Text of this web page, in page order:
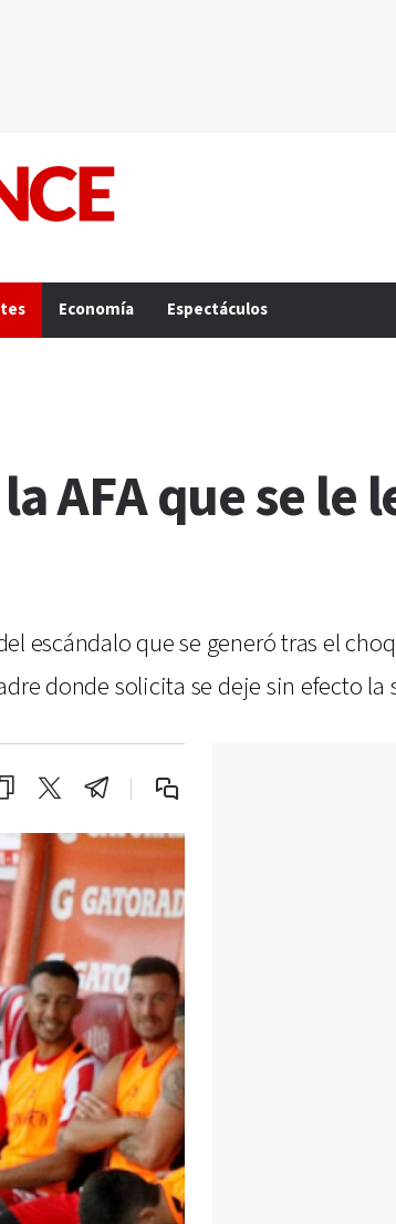
Economía Espectáculos
AFA que se le
escándalo que se generó tras el
donde solicita se deje sin efecto la